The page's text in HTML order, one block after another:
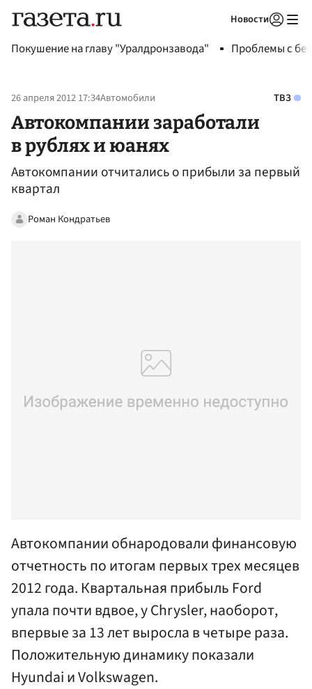
Новости
Покушение на главу "Уралдронзавода" Проблемы с
26 апреля 2012 17:34Автомобили ТВЗ
Автокомпании заработали
в рублях и юанях
Автокомпании отчитались о прибыли за первый
квартал
Роман Кондратьев
Автокомпании обнародовали финансовую
отчетность по итогам первых трех месяцев
2012 года. Квартальная прибыль Ford
упала почти вдвое, у Chrysler, наоборот,
впервые за 13 лет выросла в четыре раза.
Положительную динамику показали
Hyundai и Volkswagen.